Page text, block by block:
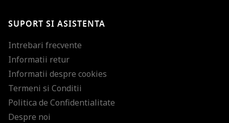
SUPORT SI ASISTENTA
Intrebari frecvente
Informatii retur
Informatii despre cookies
Termeni si Conditii
Politica de Confidentialitate
Despre noi